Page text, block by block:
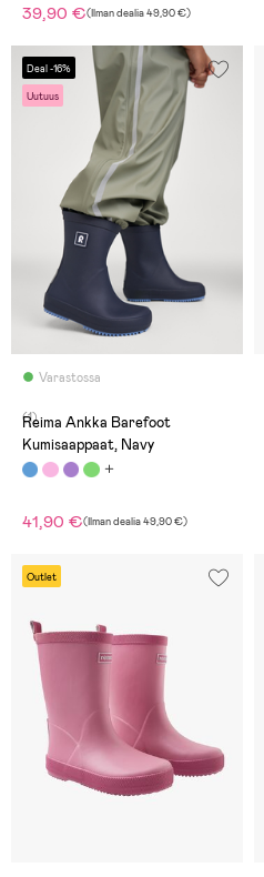
39,90 €(Ilman dealia49,90 €)
Deal -16%
Uutuus
Varastossa
(1)
Reima Ankka Barefoot
Kumisaappaat, Navy
41,90 €(Ilman dealia49,90 €)
Outlet